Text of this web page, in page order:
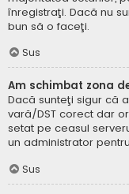
înregistraţi. Dacă nu
bun să o faceţi.
Sus
Am schimbat zona
Dacă sunteţi sigur că
vară/DST corect dar
setat pe ceasul
un administrator
Sus